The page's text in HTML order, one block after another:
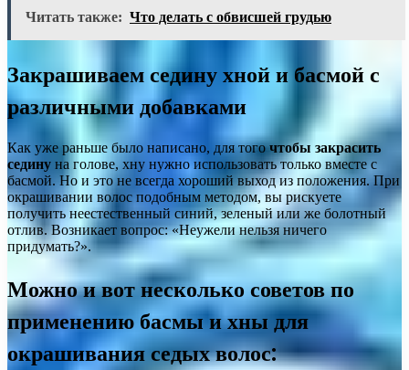
Читать также: Что делать с обвисшей грудью
Закрашиваем седину хной и басмой с
различными добавками
Как уже раньше было написано, для тогочтобы закрасить
седину на голове, хну нужно использовать только вместе с
басмой. Но и это не всегда хороший выход из положения. При
окрашивании волос подобным методом, вы рискуете
получить неестественный синий, зеленый или же болотный
отлив. Возникает вопрос: «Неужели нельзя ничего
придумать?».
Можно и вот несколько советов по
применению басмы и хны для
окрашивания седых волос: